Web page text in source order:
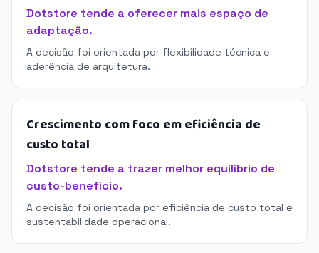
Dotstore tende a oferecer mais espaço de
adaptação.
A decisão foi orientada por flexibilidade técnica e
aderência de arquitetura.
Crescimento com foco em eficiência de
custo total
Dotstore tende a trazer melhor equilíbrio de
custo-benefício.
A decisão foi orientada por eficiência de custo total e
sustentabilidade operacional.